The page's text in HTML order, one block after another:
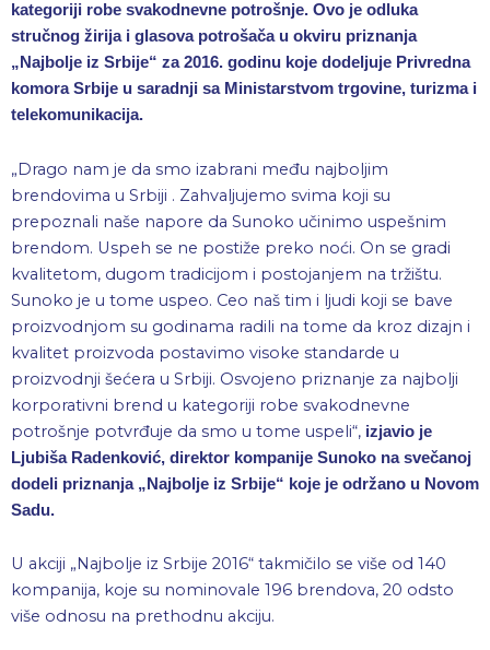
kategoriji robe svakodnevne potrošnje. Ovo je odluka
stručnog žirija i glasova potrošača u okviru priznanja
„Najbolje iz Srbije“ za 2016. godinu koje dodeljuje Privredna
komora Srbije u saradnji sa Ministarstvom trgovine, turizma i
telekomunikacija.
„Drago nam je da smo izabrani među najboljim
brendovima u Srbiji . Zahvaljujemo svima koji su
prepoznali naše napore da Sunoko učinimo uspešnim
brendom. Uspeh se ne postiže preko noći. On se gradi
kvalitetom, dugom tradicijom i postojanjem na tržištu.
Sunoko je u tome uspeo. Ceo naš tim i ljudi koji se bave
proizvodnjom su godinama radili na tome da kroz dizajn i
kvalitet proizvoda postavimo visoke standarde u
proizvodnji šećera u Srbiji. Osvojeno priznanje za najbolji
korporativni brend u kategoriji robe svakodnevne
potrošnje potvrđuje da smo u tome uspeli“, izjavio je
Ljubiša Radenković, direktor kompanije Sunoko na svečanoj
dodeli priznanja „Najbolje iz Srbije“ koje je održano u Novom
Sadu.
U akciji „Najbolje iz Srbije 2016“ takmičilo se više od 140
kompanija, koje su nominovale 196 brendova, 20 odsto
više odnosu na prethodnu akciju.